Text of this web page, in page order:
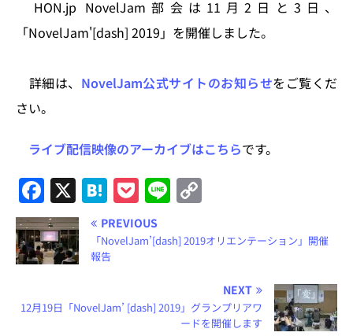
HON.jp NovelJam部会は11月2日と3日、
「NovelJam'[dash] 2019」を開催しました。
詳細は、 NovelJam公式サイトのお知らせをご覧くだ
さい。
ライブ配信映像のアーカイブはこちらです。
F
a
c
e
o
X H
at
e
n
P
o
c
Li
e p
n
PREVIOUS
「NovelJam’[dash] 2019オリエンテーション」開催
報告
NEXT
12月19日「NovelJam’ [dash] 2019」グランプリアワ
ードを開催します